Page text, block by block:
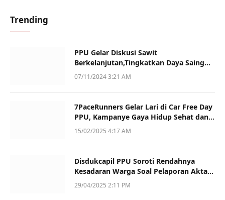
Trending
PPU Gelar Diskusi Sawit
Berkelanjutan,Tingkatkan Daya Saing
dan Kualitas
07/11/2024 3:21 AM
7PaceRunners Gelar Lari di Car Free Day
PPU, Kampanye Gaya Hidup Sehat dan
Dukung UMKM
15/02/2025 4:17 AM
Disdukcapil PPU Soroti Rendahnya
Kesadaran Warga Soal Pelaporan Akta
Kematian
29/04/2025 2:11 PM